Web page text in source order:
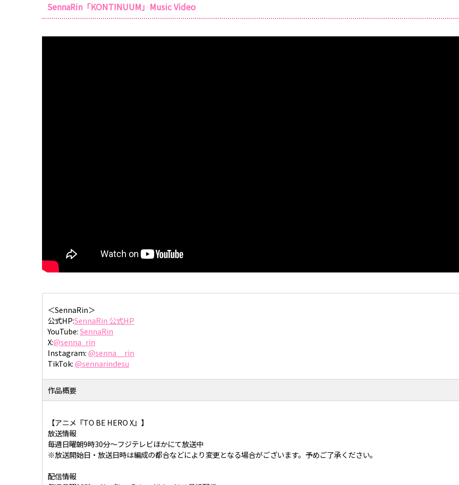
SennaRin「KONTINUUM」Music Video
＜SennaRin＞
公式HP:SennaRin 公式HP
YouTube:SennaRin
X:@senna_rin
Instagram:@senna__rin
TikTok:@sennarindesu
作品概要
【アニメ『TO BE HERO X』】
放送情報
毎週日曜朝9時30分〜フジテレビほかにて放送中
※放送開始日・放送日時は編成の都合などにより変更となる場合がございます。予めご了承ください。
配信情報